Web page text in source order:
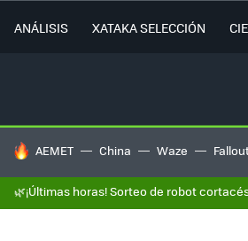
ANÁLISIS XATAKA SELECCIÓN
HOY SE HABLA DE
AEMET China Waze
🌿¡Últimas horas! Sorteo de robot